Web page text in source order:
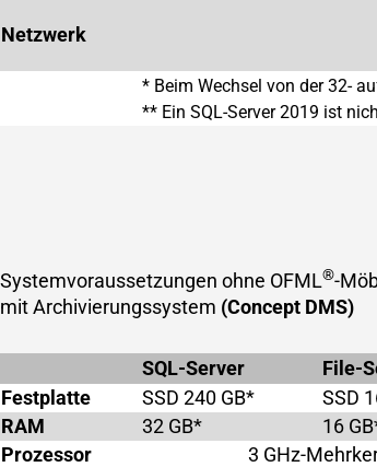
Netzwerk
* Beim Wechsel von der 32-
** Ein SQL-Server 2019 ist
Systemvoraussetzungen ohne OFML®-
mit Archivierungssystem (Concept DMS)
SQL-Server File-
Festplatte
SSD 240 GB* SSD
RAM
32 GB* 16
Prozessor
3 GHz-